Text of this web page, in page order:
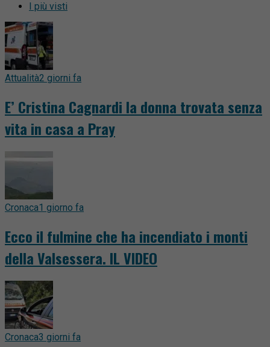
I più visti
Attualità2 giorni fa
E’ Cristina Cagnardi la donna trovata senza
vita in casa a Pray
Cronaca1 giorno fa
Ecco il fulmine che ha incendiato i monti
della Valsessera. IL VIDEO
Cronaca3 giorni fa